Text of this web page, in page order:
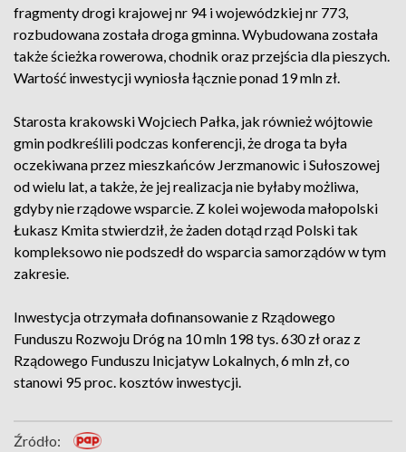
fragmenty drogi krajowej nr 94 i wojewódzkiej nr 773,
rozbudowana została droga gminna. Wybudowana została
także ścieżka rowerowa, chodnik oraz przejścia dla pieszych.
Wartość inwestycji wyniosła łącznie ponad 19 mln zł.
Starosta krakowski Wojciech Pałka, jak również wójtowie
gmin podkreślili podczas konferencji, że droga ta była
oczekiwana przez mieszkańców Jerzmanowic i Sułoszowej
od wielu lat, a także, że jej realizacja nie byłaby możliwa,
gdyby nie rządowe wsparcie. Z kolei wojewoda małopolski
Łukasz Kmita stwierdził, że żaden dotąd rząd Polski tak
kompleksowo nie podszedł do wsparcia samorządów w tym
zakresie.
Inwestycja otrzymała dofinansowanie z Rządowego
Funduszu Rozwoju Dróg na 10 mln 198 tys. 630 zł oraz z
Rządowego Funduszu Inicjatyw Lokalnych, 6 mln zł, co
stanowi 95 proc. kosztów inwestycji.
Źródło: